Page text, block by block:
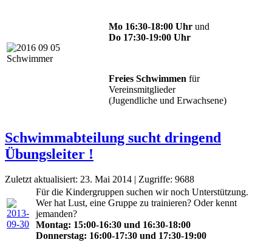
Mo 16:30-18:00 Uhr und
Do 17:30-19:00 Uhr
Freies Schwimmen für
Vereinsmitglieder
(Jugendliche und Erwachsene)
Schwimmabteilung sucht dringend
Übungsleiter !
Zuletzt aktualisiert: 23. Mai 2014 | Zugriffe: 9688
Für die Kindergruppen suchen wir noch Unterstützung.
Wer hat Lust, eine Gruppe zu trainieren? Oder kennt
jemanden?
Montag: 15:00-16:30 und 16:30-18:00
Donnerstag: 16:00-17:30 und 17:30-19:00